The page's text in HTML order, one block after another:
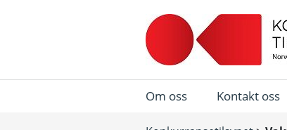
Om oss Kontakt oss